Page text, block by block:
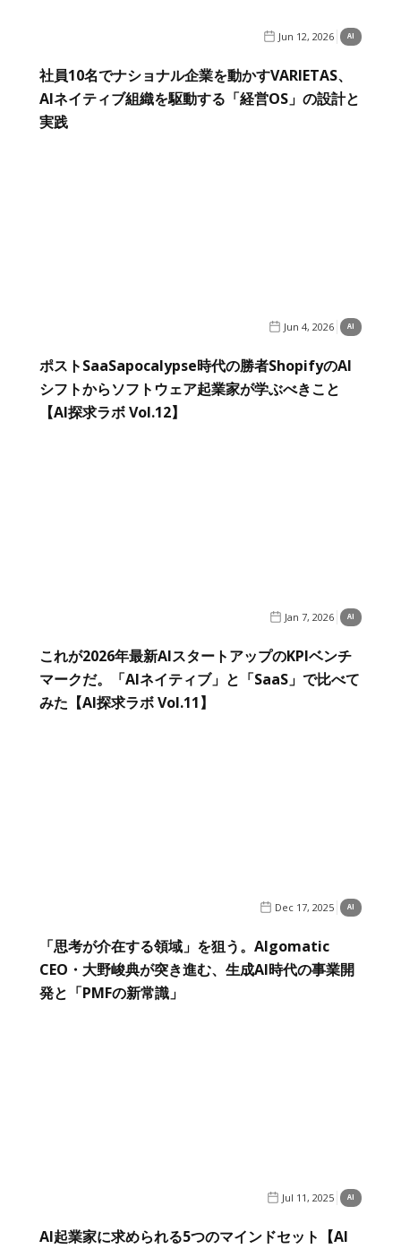
Jun 12, 2026 AI
社員10名でナショナル企業を動かすVARIETAS、
AIネイティブ組織を駆動する「経営OS」の設計と
実践
Jun 4, 2026 AI
ポストSaaSapocalypse時代の勝者ShopifyのAI
シフトからソフトウェア起業家が学ぶべきこと
【AI探求ラボ Vol.12】
Jan 7, 2026 AI
これが2026年最新AIスタートアップのKPIベンチ
マークだ。「AIネイティブ」と「SaaS」で比べて
みた【AI探求ラボ Vol.11】
Dec 17, 2025 AI
「思考が介在する領域」を狙う。Algomatic
CEO・大野峻典が突き進む、生成AI時代の事業開
発と「PMFの新常識」
Jul 11, 2025 AI
AI起業家に求められる5つのマインドセット【AI